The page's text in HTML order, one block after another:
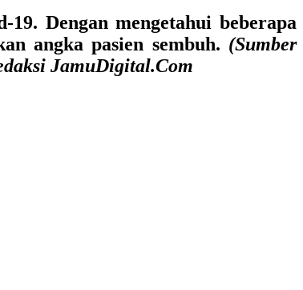
Dengan mengetahui beberapa
angka pasien sembuh. (Sumber
JamuDigital.Com